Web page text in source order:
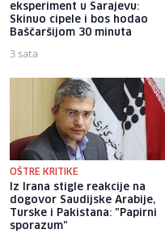
eksperiment u Sarajevu:
Skinuo cipele i bos hodao
Baščaršijom 30 minuta
3 sata
OŠTRE KRITIKE
Iz Irana stigle reakcije na
dogovor Saudijske Arabije,
Turske i Pakistana: "Papirni
sporazum"